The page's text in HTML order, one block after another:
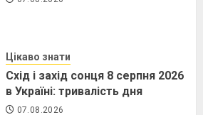
Цікаво знати
Схід і захід сонця 8 серпня 2026
в Україні: тривалість дня
07.08.2026